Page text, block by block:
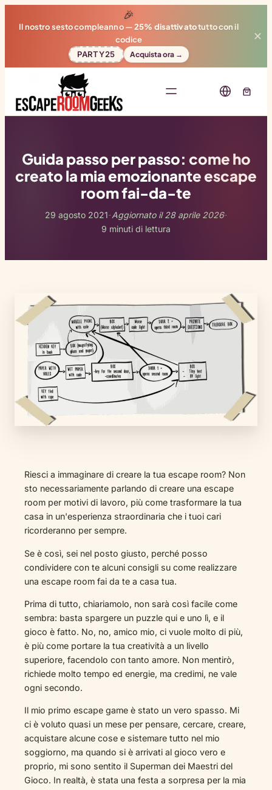
🎉
Il nostro sesto compleanno —25% disattivatotutto con il
codice
PARTY25
Acquista ora →
✕
Guida passo per passo: come ho
creato la mia emozionante escape
room fai-da-te
29 agosto 2021-Aggiornato il 28 aprile 2026-
9 minuti di lettura
Riesci a immaginare di creare la tua escape room? Non
sto necessariamente parlando di creare una escape
room per motivi di lavoro, più come trasformare la tua
casa in un'esperienza straordinaria che i tuoi cari
ricorderanno per sempre.
Se è così, sei nel posto giusto, perché posso
condividere con te alcuni consigli su come realizzare
una escape room fai da te a casa tua.
Prima di tutto, chiariamolo, non sarà così facile come
sembra: basta spargere un puzzle qui e uno lì, e il
gioco è fatto. No, no, amico mio, ci vuole molto di più,
è più come portare la tua creatività a un livello
superiore, facendolo con tanto amore. Non mentirò,
richiede molto tempo ed energie, ma credimi, ne vale
ogni secondo.
Il mio primo escape game è stato un vero spasso. Mi
ci è voluto quasi un mese per pensare, cercare, creare,
acquistare alcune cose e sistemare tutto nel mio
soggiorno, ma quando si è arrivati al gioco vero e
proprio, mi sono sentito il Superman dei Maestri del
Gioco. In realtà, è stata una festa a sorpresa per la mia